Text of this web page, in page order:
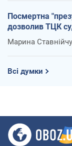
Посмертна
дозволив ТЦК
Марина
Всі думки